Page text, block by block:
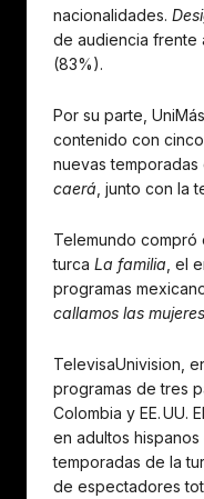
nacionalidades.
de audiencia frente
(83%).
Por su parte,
contenido con
nuevas temporadas
caerá , junto con la
Telemundo compró
turca La familia , el
programas
callamos las mujeres
TelevisaUnivision,
programas de tres
Colombia y EE. UU.
en adultos
temporadas de la
de espectadores